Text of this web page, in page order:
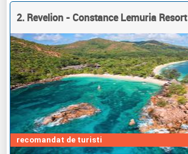
2. Revelion - Constance Lemuria Resort
recomandat de turisti